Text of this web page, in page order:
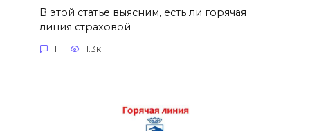
В этой статье выясним, есть ли горячая
линия страховой
1 1.3к.